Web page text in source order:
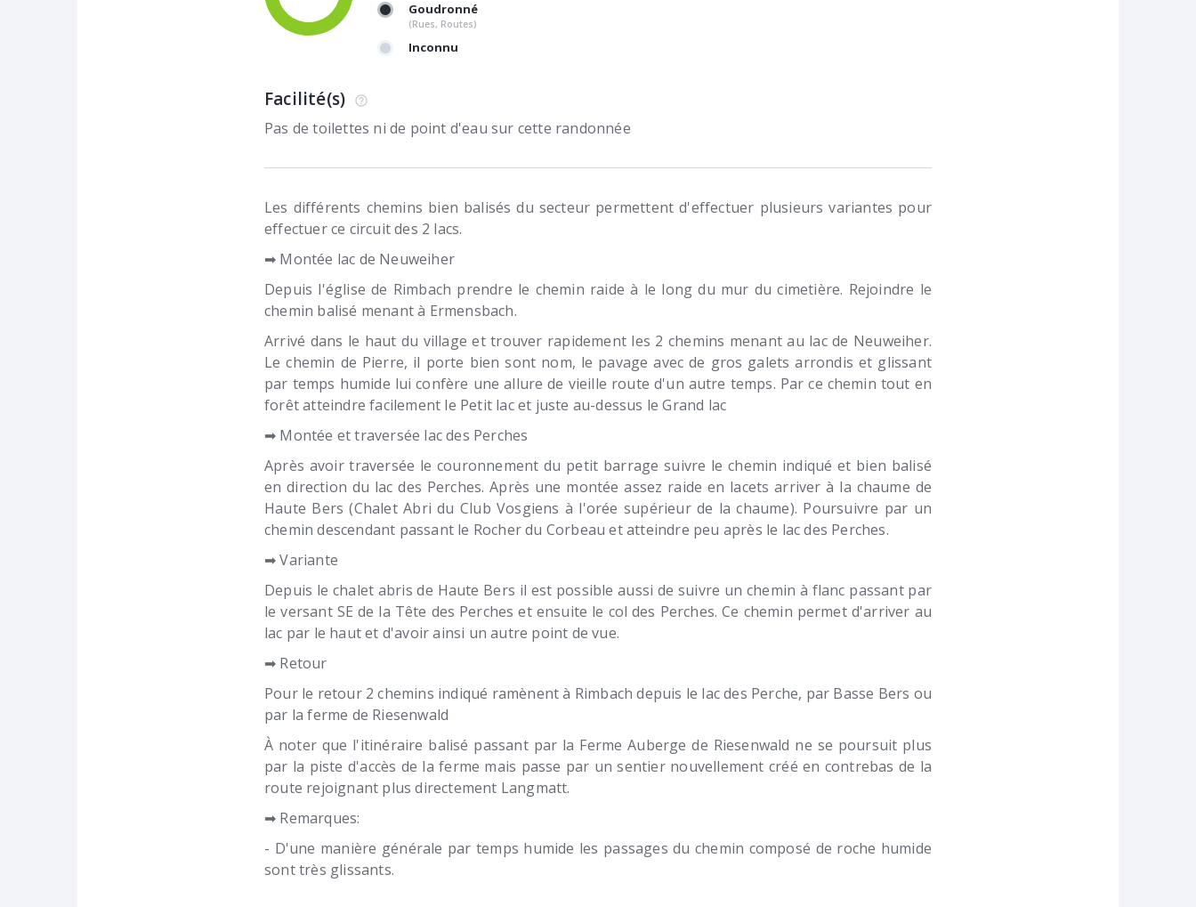
Goudronné
(Rues, Routes)
Inconnu
Facilité(s)
Pas de toilettes ni de point d'eau sur cette randonnée
Les différents chemins bien balisés du secteur permettent d'effectuer plusieurs variantes pour
effectuer ce circuit des 2 lacs.
➡ Montée lac de Neuweiher
Depuis l'église de Rimbach prendre le chemin raide à le long du mur du cimetière. Rejoindre le
chemin balisé menant à Ermensbach.
Arrivé dans le haut du village et trouver rapidement les 2 chemins menant au lac de Neuweiher.
Le chemin de Pierre, il porte bien sont nom, le pavage avec de gros galets arrondis et glissant
par temps humide lui confère une allure de vieille route d'un autre temps. Par ce chemin tout en
forêt atteindre facilement le Petit lac et juste au-dessus le Grand lac
➡ Montée et traversée lac des Perches
Après avoir traversée le couronnement du petit barrage suivre le chemin indiqué et bien balisé
en direction du lac des Perches. Après une montée assez raide en lacets arriver à la chaume de
Haute Bers (Chalet Abri du Club Vosgiens à l'orée supérieur de la chaume). Poursuivre par un
chemin descendant passant le Rocher du Corbeau et atteindre peu après le lac des Perches.
➡ Variante
Depuis le chalet abris de Haute Bers il est possible aussi de suivre un chemin à flanc passant par
le versant SE de la Tête des Perches et ensuite le col des Perches. Ce chemin permet d'arriver au
lac par le haut et d'avoir ainsi un autre point de vue.
➡ Retour
Pour le retour 2 chemins indiqué ramènent à Rimbach depuis le lac des Perche, par Basse Bers ou
par la ferme de Riesenwald
À noter que l'itinéraire balisé passant par la Ferme Auberge de Riesenwald ne se poursuit plus
par la piste d'accès de la ferme mais passe par un sentier nouvellement créé en contrebas de la
route rejoignant plus directement Langmatt.
➡ Remarques:
- D'une manière générale par temps humide les passages du chemin composé de roche humide
sont très glissants.